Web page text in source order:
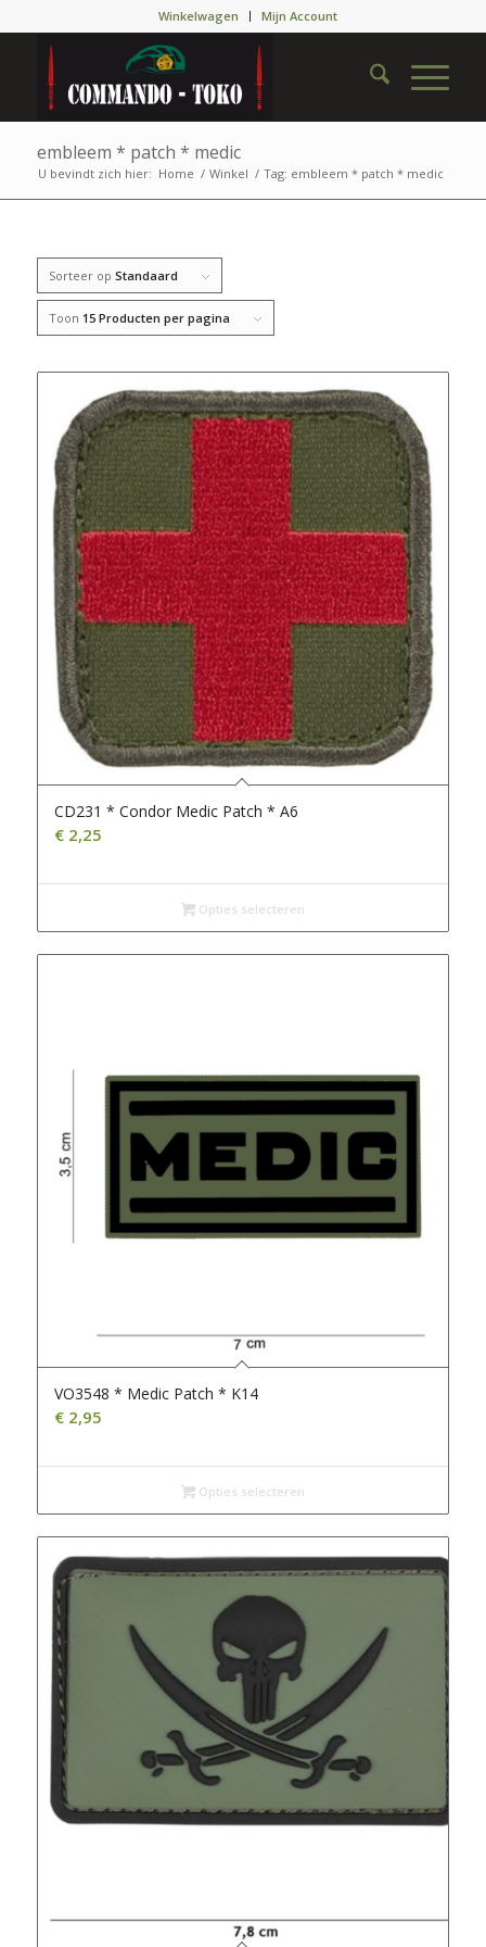
Winkelwagen Mijn Account
embleem * patch * medic
U bevindt zich hier: Home / Winkel / Tag: embleem * patch * medic
Sorteer op Standaard
Toon 15 Producten per pagina
CD231 * Condor Medic Patch * A6
€2,25
Opties selecteren
VO3548 * Medic Patch * K14
€2,95
Opties selecteren